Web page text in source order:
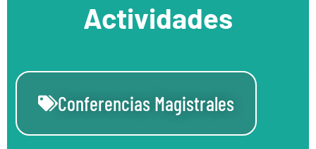
Actividades
Conferencias Magistrales